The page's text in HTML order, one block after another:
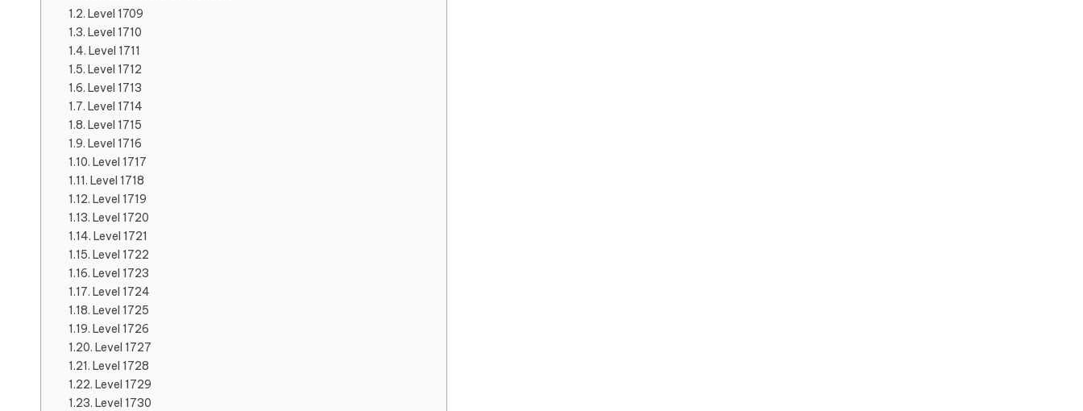
Level 1709
Level 1710
Level 1711
Level 1712
Level 1713
Level 1714
Level 1715
Level 1716
Level 1717
Level 1718
Level 1719
Level 1720
Level 1721
Level 1722
Level 1723
Level 1724
Level 1725
Level 1726
Level 1727
Level 1728
Level 1729
Level 1730